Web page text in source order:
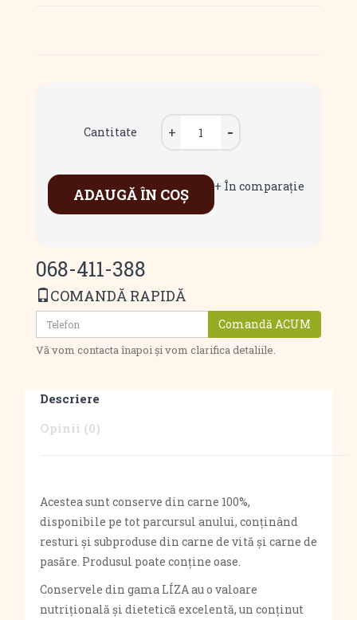
Cantitate
ADAUGĂ ÎN COŞ + În comparaţie
068-411-388
COMANDĂ RAPIDĂ
Comandă ACUM
Vă vom contacta înapoi și vom clarifica detaliile.
Descriere
Opinii (0)
Acestea sunt conserve din carne 100%,
disponibile pe tot parcursul anului, conținând
resturi și subproduse din carne de vită și carne de
pasăre. Produsul poate conține oase.
Conservele din gama LÍZA au o valoare
nutrițională și dietetică excelentă, un conținut